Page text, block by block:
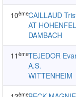
10èmeCAILLAUD
AT
DAMBACH
11 èmeTEJEDOR
A.S.
WITTENHEIM
ème